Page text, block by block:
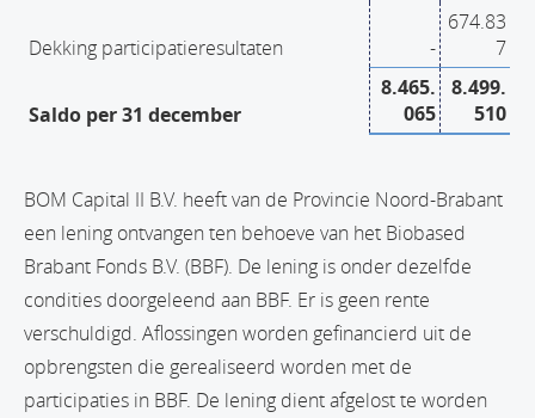
Dekking participatieresultaten -
674.83
7
Saldo per 31 december
8.465.
065
8.499.
510
BOM Capital II B.V. heeft van de Provincie Noord-Brabant
een lening ontvangen ten behoeve van het Biobased
Brabant Fonds B.V. (BBF). De lening is onder dezelfde
condities doorgeleend aan BBF. Er is geen rente
verschuldigd. Aflossingen worden gefinancierd uit de
opbrengsten die gerealiseerd worden met de
participaties in BBF. De lening dient afgelost te worden